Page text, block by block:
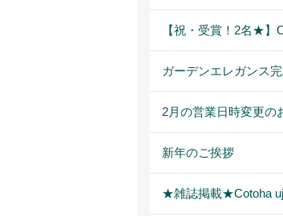
【祝・受賞！2名★】
ガーデンエレガンス
2月の営業日時変更の
新年のご挨拶
★雑誌掲載★Cotoha